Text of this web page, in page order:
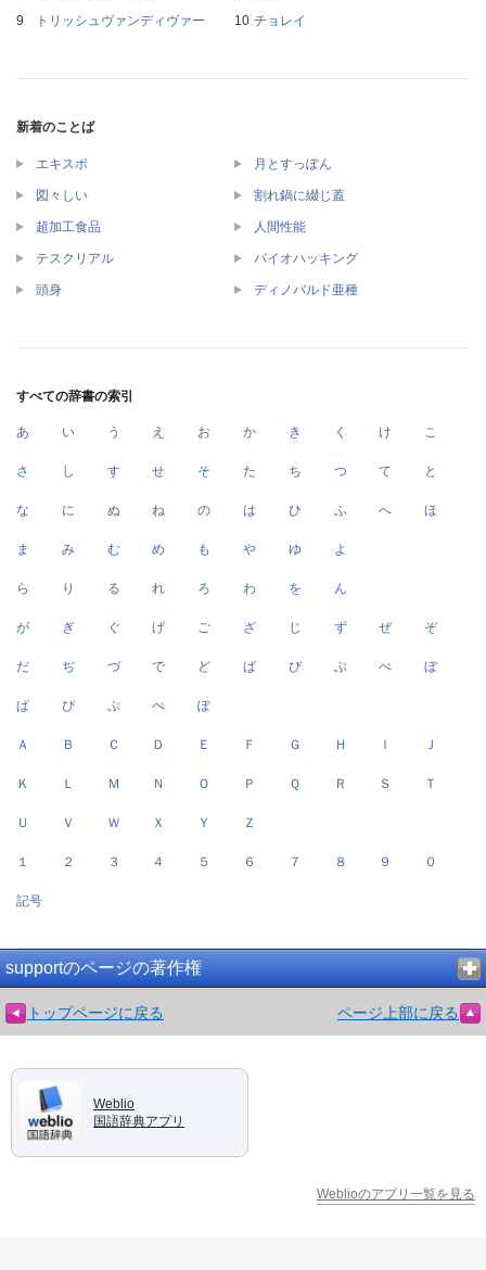
トリッシュヴァンディヴァー
チョレイ
新着のことば
エキスポ 月とすっぽん
図々しい 割れ鍋に綴じ蓋
超加工食品 人間性能
テスクリアル バイオハッキング
頭身 ディノバルド亜種
すべての辞書の索引
あ い う え お か き く け こ
さ し す せ そ た ち つ て と
な に ぬ ね の は ひ ふ へ ほ
ま み む め も や ゆ よ
ら り る れ ろ わ を ん
が ぎ ぐ げ ご ざ じ ず ぜ ぞ
だ ぢ づ で ど ば び ぶ べ ぼ
ぱ ぴ ぷ ぺ ぽ
Ａ Ｂ Ｃ Ｄ Ｅ Ｆ Ｇ Ｈ Ｉ Ｊ
Ｋ Ｌ Ｍ Ｎ Ｏ Ｐ Ｑ Ｒ Ｓ Ｔ
Ｕ Ｖ Ｗ Ｘ Ｙ Ｚ
１ ２ ３ ４ ５ ６ ７ ８ ９ ０
記号
supportのページの著作権
トップページに戻る ページ上部に戻る
Weblio
国語辞典アプリ
Weblioのアプリ一覧を見る